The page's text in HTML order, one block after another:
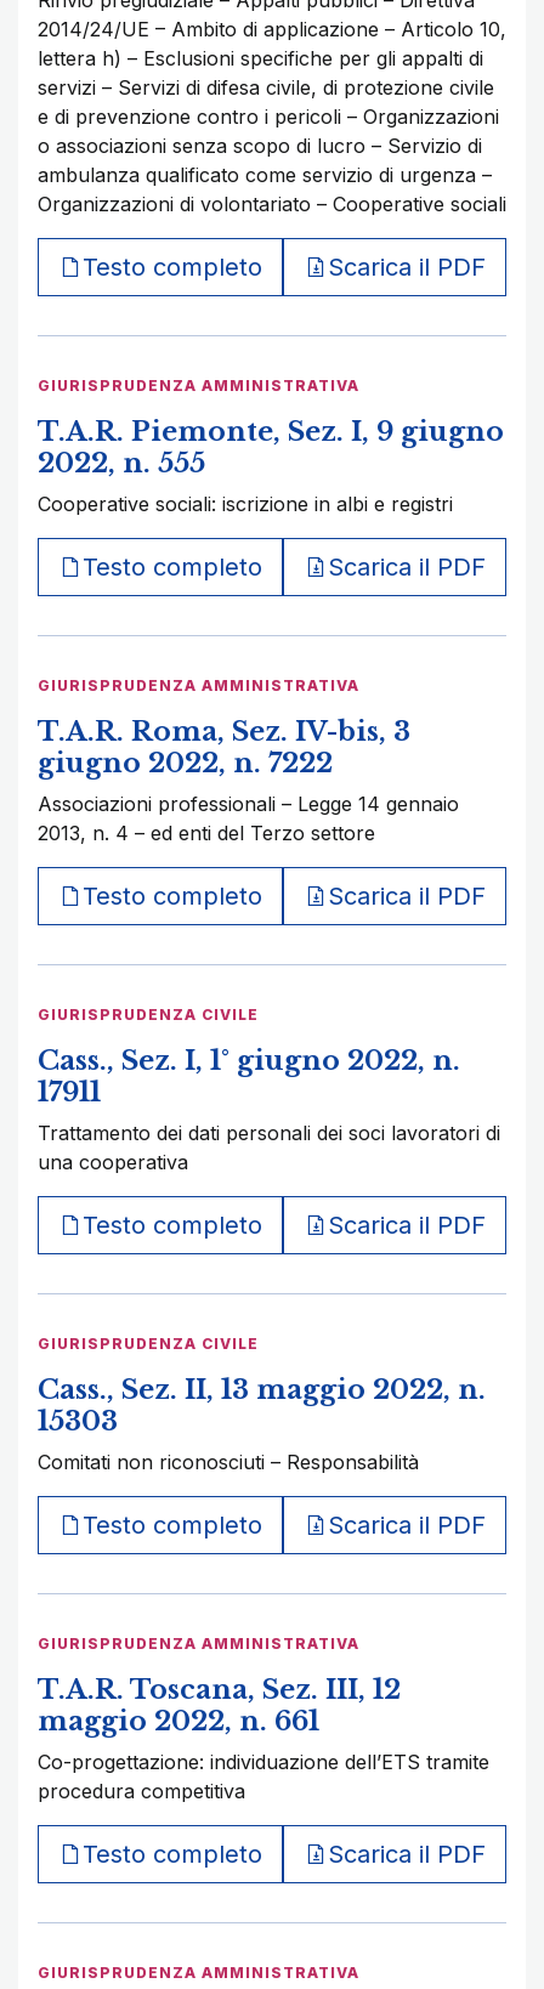
2014/24/UE – Ambito di applicazione – Articolo 10,
lettera h) – Esclusioni specifiche per gli appalti di
servizi – Servizi di difesa civile, di protezione civile
e di prevenzione contro i pericoli – Organizzazioni
o associazioni senza scopo di lucro – Servizio di
ambulanza qualificato come servizio di urgenza –
Organizzazioni di volontariato – Cooperative sociali
Testo completo Scarica il PDF
GIURISPRUDENZA AMMINISTRATIVA
T.A.R. Piemonte, Sez. I, 9 giugno
2022, n. 555
Cooperative sociali: iscrizione in albi e registri
Testo completo Scarica il PDF
GIURISPRUDENZA AMMINISTRATIVA
T.A.R. Roma, Sez. IV-bis, 3
giugno 2022, n. 7222
Associazioni professionali – Legge 14 gennaio
2013, n. 4 – ed enti del Terzo settore
Testo completo Scarica il PDF
GIURISPRUDENZA CIVILE
Cass., Sez. I, 1° giugno 2022, n.
17911
Trattamento dei dati personali dei soci lavoratori di
una cooperativa
Testo completo Scarica il PDF
GIURISPRUDENZA CIVILE
Cass., Sez. II, 13 maggio 2022, n.
15303
Comitati non riconosciuti – Responsabilità
Testo completo Scarica il PDF
GIURISPRUDENZA AMMINISTRATIVA
T.A.R. Toscana, Sez. III, 12
maggio 2022, n. 661
Co-progettazione: individuazione dell’ETS tramite
procedura competitiva
Testo completo Scarica il PDF
GIURISPRUDENZA AMMINISTRATIVA